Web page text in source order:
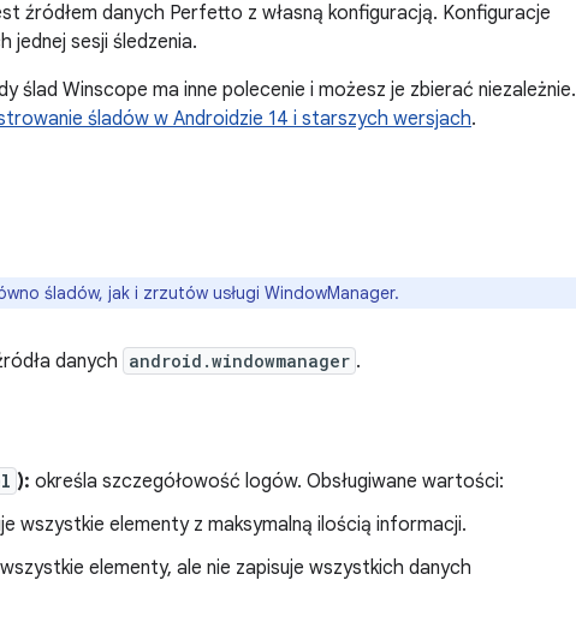
źródłem danych Perfetto z własną konfiguracją. Konfiguracje
jednej sesji śledzenia.
ślad Winscope ma inne polecenie i możesz je zbierać niezależnie.
śladów w Androidzie 14 i starszych wersjach.
śladów, jak i zrzutów usługi WindowManager.
danych android.windowmanager .
): określa szczegółowość logów. Obsługiwane wartości:
wszystkie elementy z maksymalną ilością informacji.
elementy, ale nie zapisuje wszystkich danych